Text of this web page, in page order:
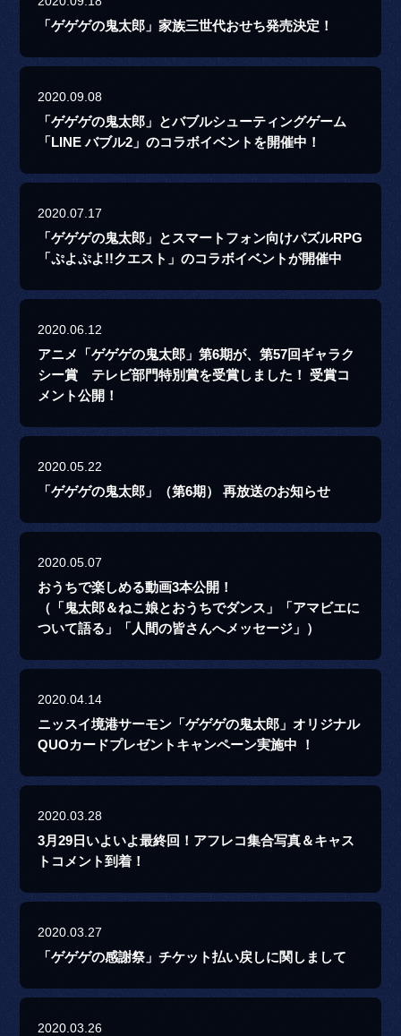
「ゲゲゲの鬼太郎」家族三世代おせち発売決定！
2020.09.08
「ゲゲゲの鬼太郎」とバブルシューティングゲーム
「LINE バブル2」のコラボイベントを開催中！
2020.07.17
「ゲゲゲの鬼太郎」とスマートフォン向けパズルRPG
「ぷよぷよ!!クエスト」のコラボイベントが開催中
2020.06.12
アニメ「ゲゲゲの鬼太郎」第6期が、第57回ギャラク
シー賞 テレビ部門特別賞を受賞しました！ 受賞コ
メント公開！
2020.05.22
「ゲゲゲの鬼太郎」（第6期） 再放送のお知らせ
2020.05.07
おうちで楽しめる動画3本公開！
（「鬼太郎＆ねこ娘とおうちでダンス」「アマビエに
ついて語る」「人間の皆さんへメッセージ」）
2020.04.14
ニッスイ境港サーモン「ゲゲゲの鬼太郎」オリジナル
QUOカードプレゼントキャンペーン実施中 ！
2020.03.28
3月29日いよいよ最終回！アフレコ集合写真＆キャス
トコメント到着！
2020.03.27
「ゲゲゲの感謝祭」チケット払い戻しに関しまして
2020.03.26